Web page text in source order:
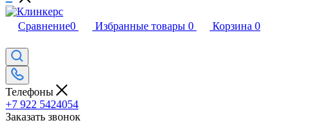
Сравнение0 Избранные товары 0 Корзина 0
Телефоны
+7 922 5424054
Заказать звонок